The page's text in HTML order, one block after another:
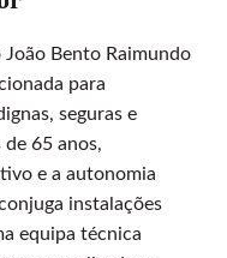
João Bento Raimundo
para
seguras e
de 65 anos,
e a autonomia
instalações
equipa técnica